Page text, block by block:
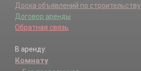
Доска объявлений по строительству
Договор аренды
Обратная связь
В аренду:
Комнату